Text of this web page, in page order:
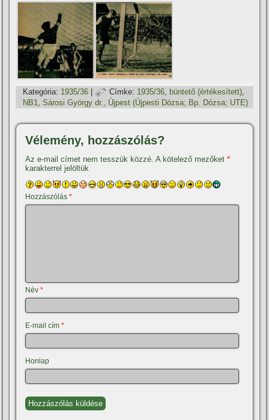
Kategória: 1935/36 | Címke: 1935/36, büntető (értékesí­tett),
NB1
,Sárosi György dr. Újpest (Újpesti Dózsa; Bp. Dózsa; UTE)
Vélemény, hozzászólás?
Az e-mail címet nem tesszük közzé. A kötelező mezőket*
karakterrel jelöltük
Hozzászólás*
Név*
E-mail cím*
Honlap